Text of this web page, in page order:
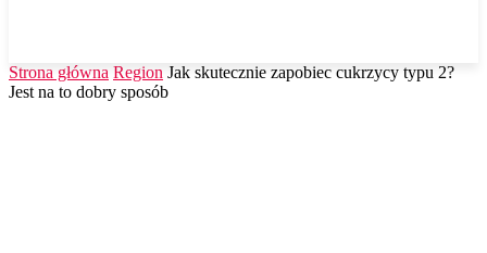
Strona główna Region Jak skutecznie zapobiec cukrzycy typu 2?
Jest na to dobry sposób